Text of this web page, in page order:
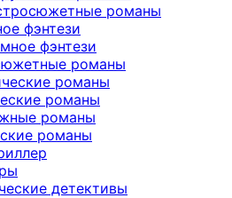
романы
фэнтези
фэнтези
романы
романы
романы
романы
романы
детективы